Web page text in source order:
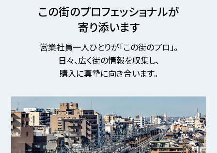
この街のプロフェッショナルが
寄り添います
営業社員一人ひとりが「この街のプロ」。
日々、広く街の情報を収集し、
購入に真摯に向き合います。